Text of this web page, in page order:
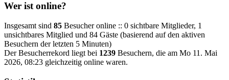
Wer ist online?
Insgesamt sind 85 Besucher online :: 0 sichtbare Mitglieder, 1
unsichtbares Mitglied und 84 Gäste (basierend auf den aktiven
Besuchern der letzten 5 Minuten)
Der Besucherrekord liegt bei 1239 Besuchern, die am Mo 11. Mai
2026, 08:23 gleichzeitig online waren.